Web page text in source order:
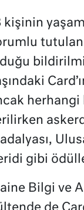
kişinin
tutulan
gibi
Bilgi ve